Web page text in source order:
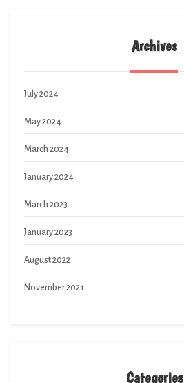
Archives
July 2024
May 2024
March 2024
January 2024
March 2023
January 2023
August 2022
November 2021
Categories